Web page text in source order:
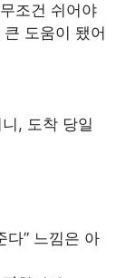
조건 쉬어야
도움이 됐어
, 도착 당일
다” 느낌은 아